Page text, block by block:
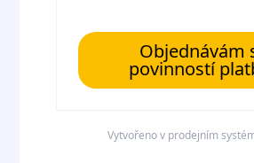
Objednávám
povinností
Vytvořeno v prodejním